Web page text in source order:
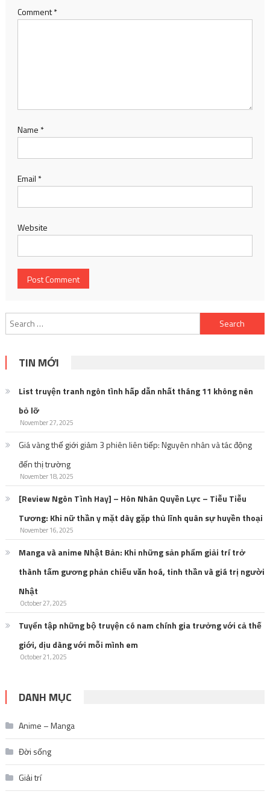
Comment*
Name *
Email *
Website
Search
for:
TIN MỚI
List truyện tranh ngôn tình hấp dẫn nhất tháng 11 không nên
bỏ lỡ
November 27, 2025
Giá vàng thế giới giảm 3 phiên liên tiếp: Nguyên nhân và tác động
đến thị trường
November 18, 2025
[Review Ngôn Tình Hay] – Hôn Nhân Quyền Lực – Tiễu Tiễu
Tương: Khi nữ thần y mặt dày gặp thủ lĩnh quân sự huyền thoại
November 16, 2025
Manga và anime Nhật Bản: Khi những sản phẩm giải trí trở
thành tấm gương phản chiếu văn hoá, tinh thần và giá trị người
Nhật
October 27, 2025
Tuyển tập những bộ truyện có nam chính gia trưởng với cả thế
giới, dịu dàng với mỗi mình em
October 21, 2025
DANH MỤC
Anime – Manga
Đời sống
Giải trí